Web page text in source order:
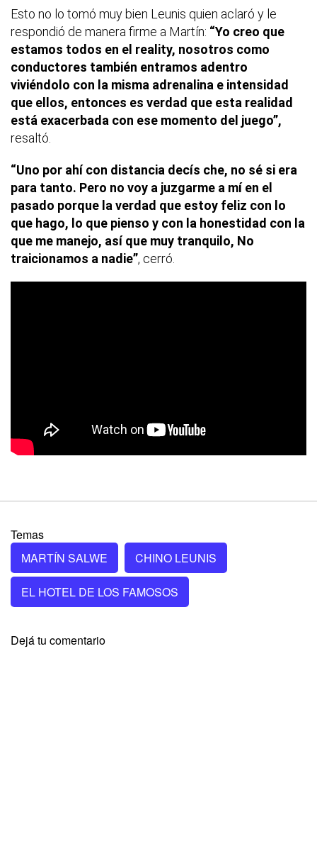
Esto no lo tomó muy bien Leunis quien aclaró y le
respondió de manera firme a Martín: “Yo creo que
estamos todos en el reality, nosotros como
conductores también entramos adentro
viviéndolo con la misma adrenalina e intensidad
que ellos, entonces es verdad que esta realidad
está exacerbada con ese momento del juego”,
resaltó.
“Uno por ahí con distancia decís che, no sé si era
para tanto. Pero no voy a juzgarme a mí en el
pasado porque la verdad que estoy feliz con lo
que hago, lo que pienso y con la honestidad con la
que me manejo, así que muy tranquilo, No
traicionamos a nadie”, cerró.
Temas
MARTÍN SALWE
CHINO LEUNIS
EL HOTEL DE LOS FAMOSOS
Dejá tu comentario